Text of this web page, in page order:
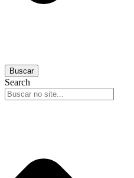
Buscar
Search